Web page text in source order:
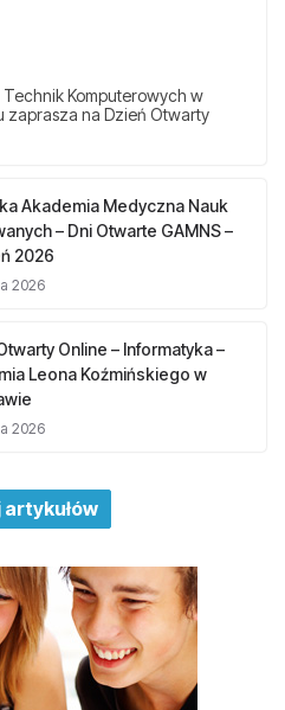
Komputerowych w
zaprasza na Dzień Otwarty
Akademia Medyczna Nauk
– Dni Otwarte GAMNS –
2026
2026
Online – Informatyka –
Leona Koźmińskiego w
2026